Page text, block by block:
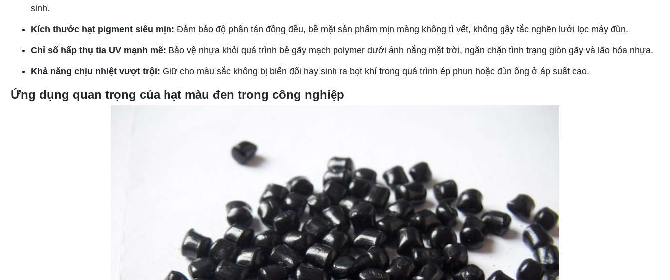
sinh.
Kích thước hạt pigment siêu mịn: Đảm bảo độ phân tán đồng đều, bề mặt sản phẩm mịn màng không tì vết, không gây tắc nghẽn lưới lọc máy đùn.
Chỉ số hấp thụ tia UV mạnh mẽ: Bảo vệ nhựa khỏi quá trình bẻ gãy mạch polymer dưới ánh nắng mặt trời, ngăn chặn tình trạng giòn gãy và lão hóa nhựa.
Khả năng chịu nhiệt vượt trội: Giữ cho màu sắc không bị biến đổi hay sinh ra bọt khí trong quá trình ép phun hoặc đùn ống ở áp suất cao.
Ứng dụng quan trọng của hạt màu đen trong công nghiệp